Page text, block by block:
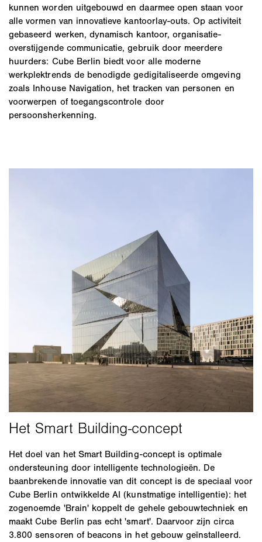
kunnen worden uitgebouwd en daarmee open staan voor
alle vormen van innovatieve kantoorlay-outs. Op activiteit
gebaseerd werken, dynamisch kantoor, organisatie-
overstijgende communicatie, gebruik door meerdere
huurders: Cube Berlin biedt voor alle moderne
werkplektrends de benodigde gedigitaliseerde omgeving
zoals Inhouse Navigation, het tracken van personen en
voorwerpen of toegangscontrole door
persoonsherkenning.
Het doel van het Smart Building-concept is optimale
ondersteuning door intelligente technologieën. De
baanbrekende innovatie van dit concept is de speciaal voor
Cube Berlin ontwikkelde AI (kunstmatige intelligentie): het
zogenoemde 'Brain' koppelt de gehele gebouwtechniek en
maakt Cube Berlin pas echt 'smart'. Daarvoor zijn circa
3.800 sensoren of beacons in het gebouw geïnstalleerd.